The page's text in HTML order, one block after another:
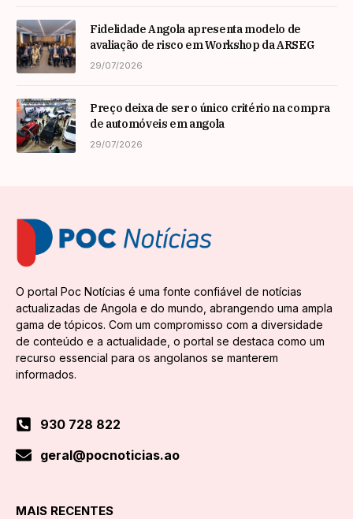
Fidelidade Angola apresenta modelo de
avaliação de risco em Workshop da ARSEG
29/07/2026
Preço deixa de ser o único critério na compra
de automóveis em angola
29/07/2026
O portal Poc Notícias é uma fonte confiável de notícias
actualizadas de Angola e do mundo, abrangendo uma ampla
gama de tópicos. Com um compromisso com a diversidade
de conteúdo e a actualidade, o portal se destaca como um
recurso essencial para os angolanos se manterem
informados.
930 728 822
geral@pocnoticias.ao
MAIS RECENTES